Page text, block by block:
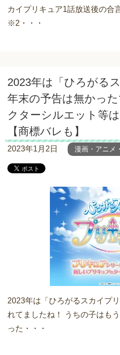
カイプリキュア1話放送後の合
※2・・・
2023年は「ひろがる
年末の予告は無かっ
クターシルエット等
【商標バレも】
2023年1月2日 漫画・アニメ
2023年は「ひろがるスカイプ
れてましたね！ うちの子はも
った・・・